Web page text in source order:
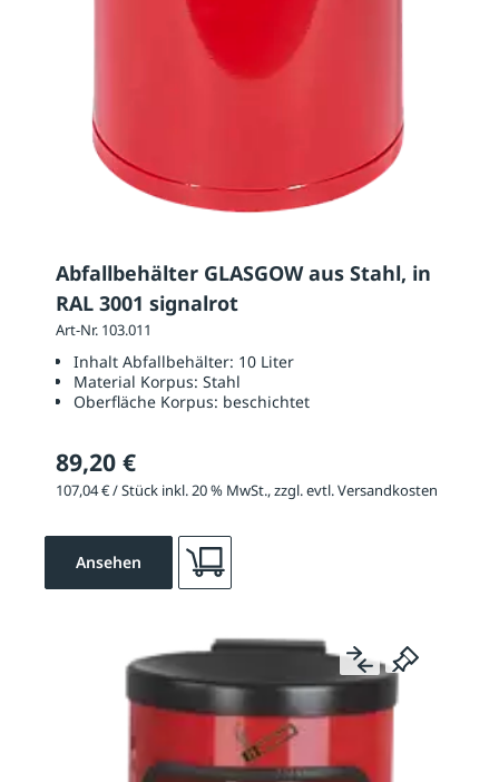
Abfallbehälter GLASGOW aus Stahl, in
RAL 3001 signalrot
Art-Nr. 103.011
Inhalt Abfallbehälter: 10 Liter
Material Korpus: Stahl
Oberfläche Korpus: beschichtet
89,20 €
107,04 € / Stück inkl. 20 % MwSt., zzgl. evtl. Versandkosten
Ansehen